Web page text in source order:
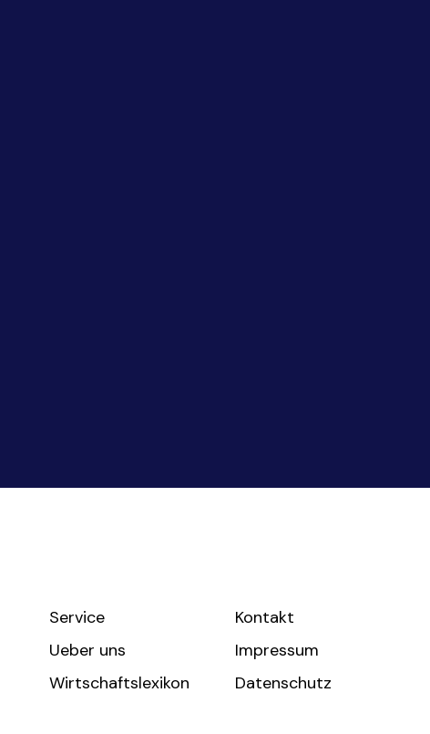
Service
Ueber uns
Wirtschaftslexikon
Kontakt
Impressum
Datenschutz